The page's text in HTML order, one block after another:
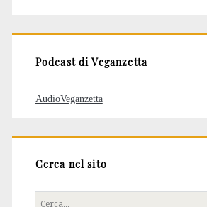
Podcast di Veganzetta
AudioVeganzetta
Cerca nel sito
Cerca